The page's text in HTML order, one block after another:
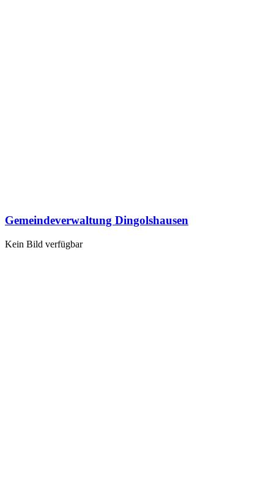
Gemeindeverwaltung Dingolshausen
Kein Bild verfügbar